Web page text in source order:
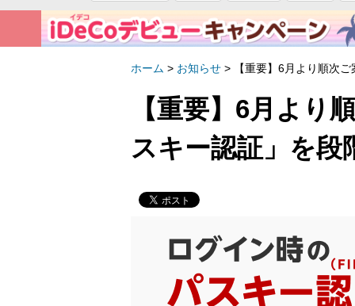
ホーム > お知らせ > 【重要】6月より順次
【重要】6月より
スキー認証」を段